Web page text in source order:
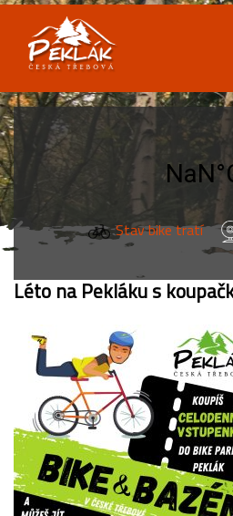
Stav bike tratí
Léto na Pekláku s